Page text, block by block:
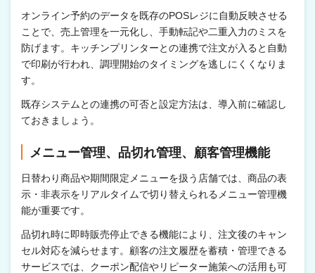
オンライン予約のデータを既存のPOSレジに自動反映させる
ことで、売上管理を一元化し、手動転記や二重入力のミスを
防げます。キッチンプリンターとの連携で注文が入ると自動
で印刷が行われ、調理開始のタイミングを逃しにくくなりま
す。
既存システムとの連携の可否と設定方法は、導入前に確認し
ておきましょう。
メニュー管理、品切れ管理、顧客管理機能
日替わり商品や期間限定メニューを扱う店舗では、商品の表
示・非表示をリアルタイムで切り替えられるメニュー管理機
能が重要です。
品切れ時に即時販売停止できる機能により、注文後のキャン
セル対応を減らせます。顧客の注文履歴を蓄積・管理できる
サービスでは、クーポン配信やリピーター施策への活用も可